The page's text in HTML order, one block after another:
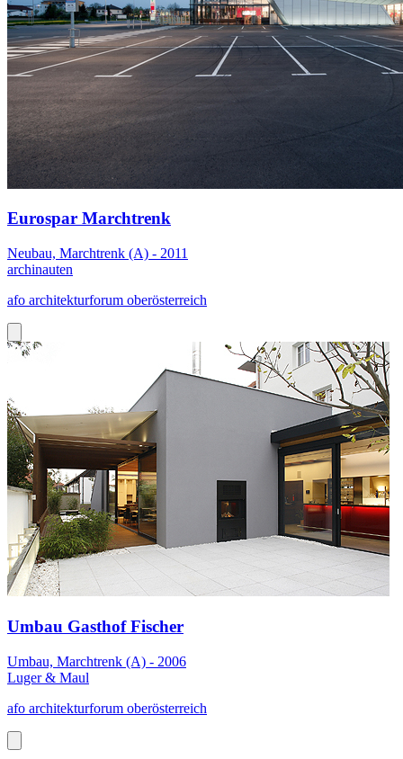
Eurospar Marchtrenk
Neubau, Marchtrenk (A) - 2011
archinauten
afo architekturforum oberösterreich
Umbau Gasthof Fischer
Umbau, Marchtrenk (A) - 2006
Luger & Maul
afo architekturforum oberösterreich